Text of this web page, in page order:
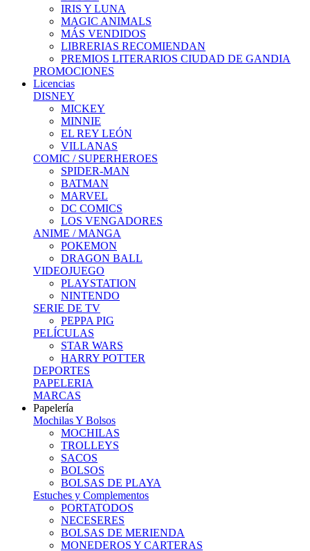
IRIS Y LUNA
MAGIC ANIMALS
MÁS VENDIDOS
LIBRERIAS RECOMIENDAN
PREMIOS LITERARIOS CIUDAD DE GANDIA
PROMOCIONES
Licencias
DISNEY
MICKEY
MINNIE
EL REY LEÓN
VILLANAS
COMIC / SUPERHEROES
SPIDER-MAN
BATMAN
MARVEL
DC COMICS
LOS VENGADORES
ANIME / MANGA
POKEMON
DRAGON BALL
VIDEOJUEGO
PLAYSTATION
NINTENDO
SERIE DE TV
PEPPA PIG
PELÍCULAS
STAR WARS
HARRY POTTER
DEPORTES
PAPELERIA
MARCAS
Papelería
Mochilas Y Bolsos
MOCHILAS
TROLLEYS
SACOS
BOLSOS
BOLSAS DE PLAYA
Estuches y Complementos
PORTATODOS
NECESERES
BOLSAS DE MERIENDA
MONEDEROS Y CARTERAS